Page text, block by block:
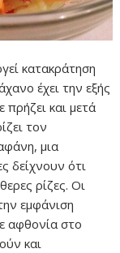
κατακράτηση
έχει την εξής
πρήζει και μετά
τον
μια
δείχνουν ότι
ρίζες. Οι
εμφάνιση
αφθονία στο
και